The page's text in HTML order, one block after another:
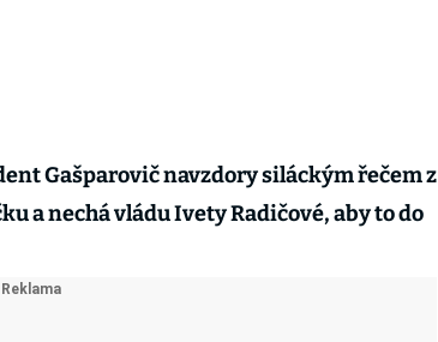
Gašparovič navzdory siláckým řečem z
a nechá vládu Ivety Radičové, aby to do